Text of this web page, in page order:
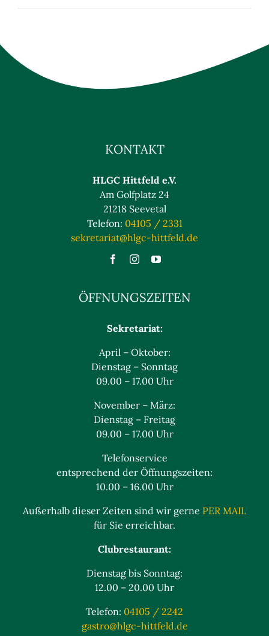
KONTAKT
HLGC Hittfeld e.V.
Am Golfplatz 24
21218 Seevetal
Telefon: 04105 / 2331
sekretariat@hlgc-hittfeld.de
ÖFFNUNGSZEITEN
Sekretariat:
April – Oktober:
Dienstag – Sonntag
09.00 – 17.00 Uhr
November – März:
Dienstag – Freitag
09.00 – 17.00 Uhr
Telefonservice
entsprechend der Öffnungszeiten:
10.00 – 16.00 Uhr
Außerhalb dieser Zeiten sind wir gerne PER MAIL
für Sie erreichbar.
Clubrestaurant:
Dienstag bis Sonntag:
12.00 – 20.00 Uhr
Telefon: 04105 / 2242
gastro@hlgc-hittfeld.de